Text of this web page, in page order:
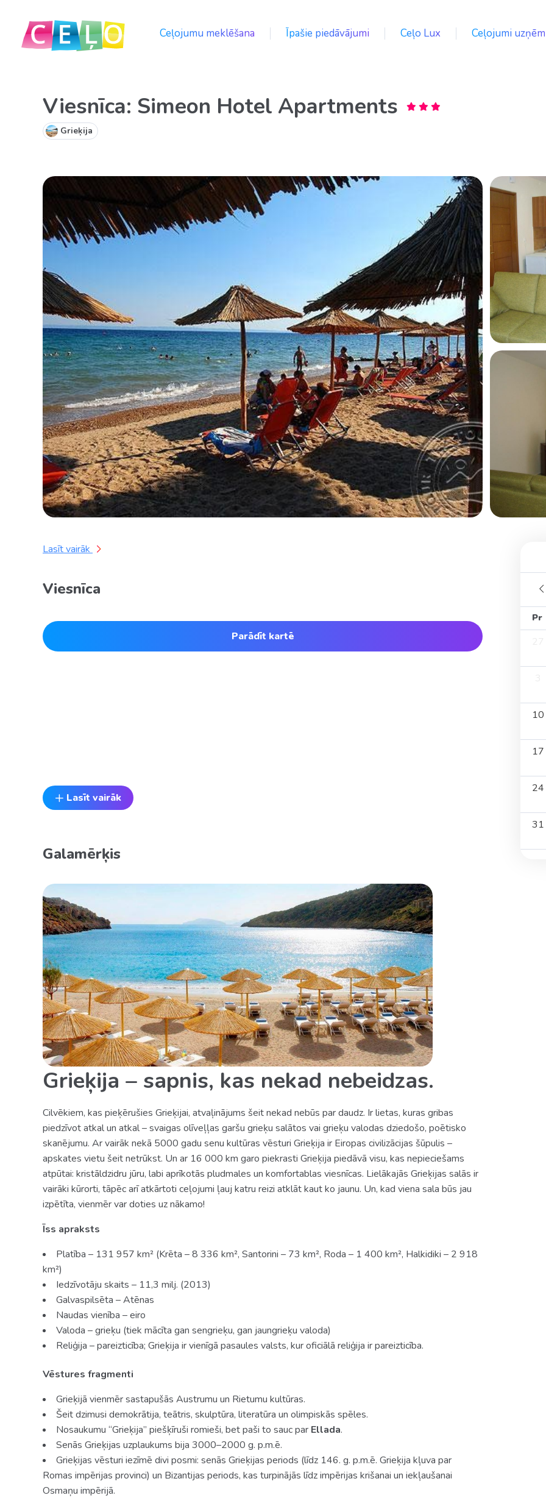
Ceļojumu meklēšana Īpašie piedāvājumi Ceļo Lux Ceļojumi
Viesnīca: Simeon Hotel Apartments
Grieķija
Pr
10
17
24
31
Lasīt vairāk
Viesnīca
Parādīt kartē
Lasīt vairāk
Galamērķis
Grieķija – sapnis, kas nekad nebeidzas.
Cilvēkiem, kas pieķērušies Grieķijai, atvaļinājums šeit nekad nebūs par daudz. Ir lietas, kuras gribas
piedzīvot atkal un atkal – svaigas olīveļļas garšu grieķu salātos vai grieķu valodas dziedošo, poētisko
skanējumu. Ar vairāk nekā 5000 gadu senu kultūras vēsturi Grieķija ir Eiropas civilizācijas šūpulis –
apskates vietu šeit netrūkst. Un ar 16 000 km garo piekrasti Grieķija piedāvā visu, kas nepieciešams
atpūtai: kristāldzidru jūru, labi aprīkotās pludmales un komfortablas viesnīcas. Lielākajās Grieķijas salās ir
vairāki kūrorti, tāpēc arī atkārtoti ceļojumi ļauj katru reizi atklāt kaut ko jaunu. Un, kad viena sala būs jau
izpētīta, vienmēr var doties uz nākamo!
Īss apraksts
Platība – 131 957 km² (Krēta – 8 336 km², Santorini – 73 km², Roda – 1 400 km², Halkidiki – 2 918
km²)
Iedzīvotāju skaits – 11,3 milj. (2013)
Galvaspilsēta – Atēnas
Naudas vienība – eiro
Valoda – grieķu (tiek mācīta gan sengrieķu, gan jaungrieķu valoda)
Reliģija – pareizticība; Grieķija ir vienīgā pasaules valsts, kur oficiālā reliģija ir pareizticība.
Vēstures fragmenti
Grieķijā vienmēr sastapušās Austrumu un Rietumu kultūras.
Šeit dzimusi demokrātija, teātris, skulptūra, literatūra un olimpiskās spēles.
Nosaukumu “Grieķija” piešķīruši romieši, bet paši to sauc par Ellada.
Senās Grieķijas uzplaukums bija 3000–2000 g. p.m.ē.
Grieķijas vēsturi iezīmē divi posmi: senās Grieķijas periods (līdz 146. g. p.m.ē. Grieķija kļuva par
Romas impērijas provinci) un Bizantijas periods, kas turpinājās līdz impērijas krišanai un iekļaušanai
Osmaņu impērijā.